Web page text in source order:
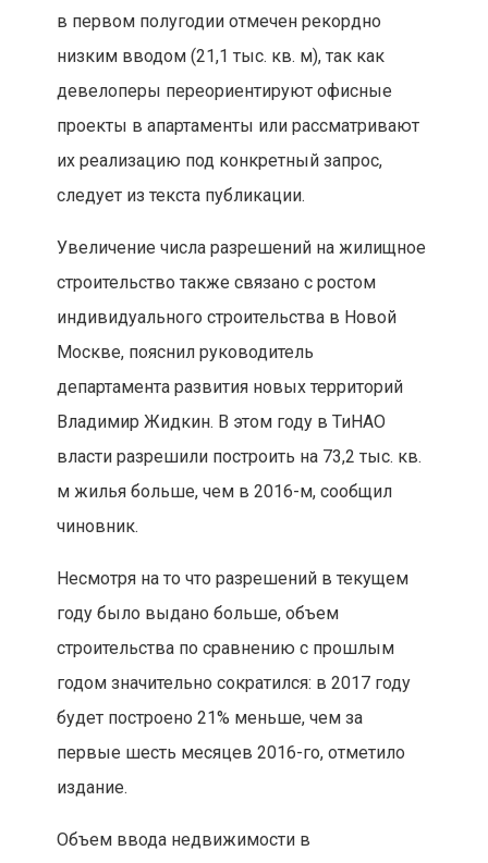
в первом полугодии отмечен рекордно
низким вводом (21,1 тыс. кв. м), так как
девелоперы переориентируют офисные
проекты в апартаменты или рассматривают
их реализацию под конкретный запрос,
следует из текста публикации.
Увеличение числа разрешений на жилищное
строительство также связано с ростом
индивидуального строительства в Новой
Москве, пояснил руководитель
департамента развития новых территорий
Владимир Жидкин. В этом году в ТиНАО
власти разрешили построить на 73,2 тыс. кв.
м жилья больше, чем в 2016-м, сообщил
чиновник.
Несмотря на то что разрешений в текущем
году было выдано больше, объем
строительства по сравнению с прошлым
годом значительно сократился: в 2017 году
будет построено 21% меньше, чем за
первые шесть месяцев 2016-го, отметило
издание.
Объем ввода недвижимости в